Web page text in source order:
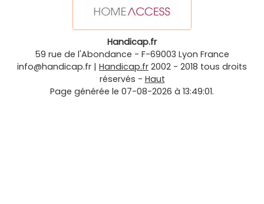
Handicap.fr
59 rue de l'Abondance - F-69003 Lyon France
info@handicap.fr | Handicap.fr 2002 - 2018 tous droits
réservés - Haut
Page générée le 07-08-2026 à 13:49:01.